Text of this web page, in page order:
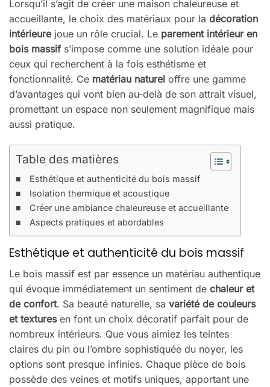
Lorsqu’il s’agit de créer une maison chaleureuse et
accueillante, le choix des matériaux pour la décoration
intérieurejoue un rôle crucial. Le parement intérieur en
bois massifs’impose comme une solution idéale pour
ceux qui recherchent à la fois esthétisme et
fonctionnalité. Ce matériau naturel offre une gamme
d’avantages qui vont bien au-delà de son attrait visuel,
promettant un espace non seulement magnifique mais
aussi pratique.
Table des matières
Esthétique et authenticité du bois massif
Isolation thermique et acoustique
Créer une ambiance chaleureuse et accueillante
Aspects pratiques et abordables
Esthétique et authenticité du bois massif
Le bois massif est par essence un matériau authentique
qui évoque immédiatement un sentiment de chaleur et
de confort. Sa beauté naturelle, sa variété de couleurs
et texturesen font un choix décoratif parfait pour de
nombreux intérieurs. Que vous aimiez les teintes
claires du pin ou l’ombre sophistiquée du noyer, les
options sont presque infinies. Chaque pièce de bois
possède des veines et motifs uniques, apportant une